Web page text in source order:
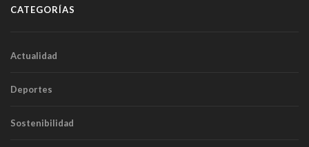
CATEGORÍAS
Actualidad
Deportes
Sostenibilidad